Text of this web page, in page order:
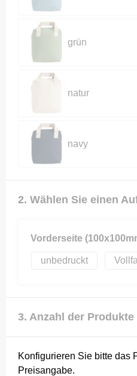
grün
natur
navy
2. Wählen Sie einen
Vorderseite
unbedruckt
3. Anzahl der Produkte
Konfigurieren Sie bitte das
Preisangabe.